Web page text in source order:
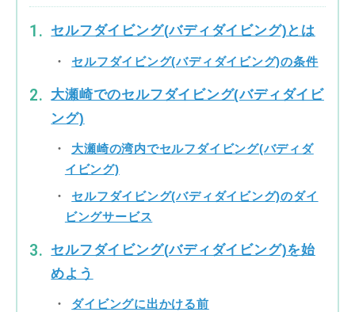
セルフダイビング(バディダイビング)とは
セルフダイビング(バディダイビング)の条件
大瀬崎でのセルフダイビング(バディダイビ
ング)
大瀬崎の湾内でセルフダイビング(バディダ
イビング)
セルフダイビング(バディダイビング)のダイ
ビングサービス
セルフダイビング(バディダイビング)を始
めよう
ダイビングに出かける前